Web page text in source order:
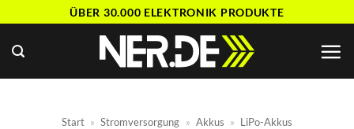
springen
ÜBER 30.000 ELEKTRONIK PRODUKTE
Start » Stromversorgung » Akkus » LiPo-Akkus